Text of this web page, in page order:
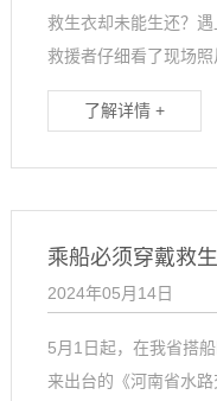
救生衣却未能生还？
救援者仔细看了现场照
了解详情 +
乘船必须穿戴救
2024年05月14日
5月1日起，在我省搭
来出台的《河南省水